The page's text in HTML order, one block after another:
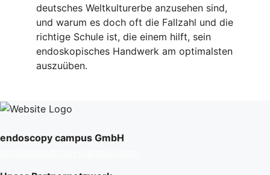
deutsches Weltkulturerbe anzusehen sind,
und warum es doch oft die Fallzahl und die
richtige Schule ist, die einem hilft, sein
endoskopisches Handwerk am optimalsten
auszuüben.
endoscopy campus GmbH